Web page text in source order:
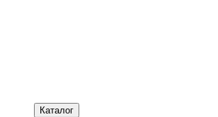
Каталог